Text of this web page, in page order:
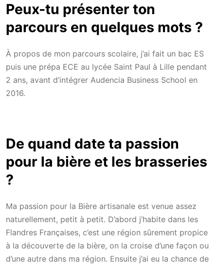
Peux-tu présenter ton
parcours en quelques mots ?
À propos de mon parcours scolaire, j’ai fait un bac ES
puis une prépa ECE au lycée Saint Paul à Lille pendant
2 ans, avant d’intégrer Audencia Business School en
2016.
De quand date ta passion
pour la bière et les brasseries
?
Ma passion pour la Bière artisanale est venue assez
naturellement, petit à petit. D’abord j’habite dans les
Flandres Françaises, c’est une région sûrement propice
à la découverte de la bière, on la croise d’une façon ou
d’une autre dans ma région. Ensuite j’ai eu la chance de